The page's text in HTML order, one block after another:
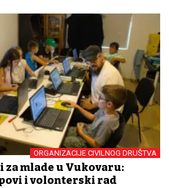
ORGANIZACIJE CIVILNOG DRUŠTVA
mlade u Vukovaru:
i volonterski rad